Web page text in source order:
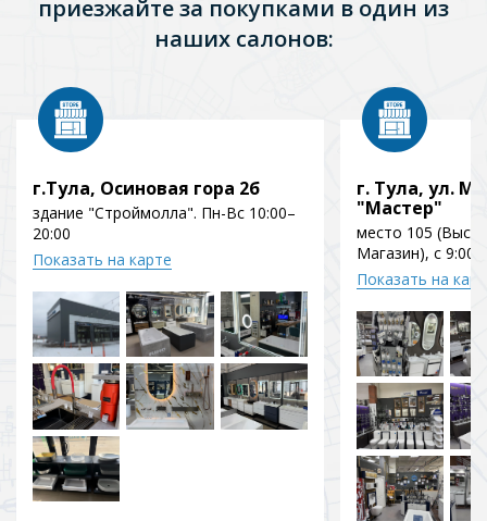
приезжайте за покупками в один из
наших салонов:
г.Тула, Осиновая гора 2б
здание "Строймолла". Пн-Вс 10:00–
20:00
Показать на карте
г. Тула, ул.
"Мастер"
место 105
Магазин), с 9:00
Показать на